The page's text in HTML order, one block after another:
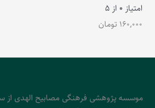
امتیاز 0 از 5
160,000 تومان